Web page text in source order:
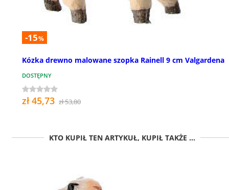
-15%
Kózka drewno malowane szopka Rainell 9 cm Valgardena
DOSTĘPNY
zł 45,73 zł 53,80
KTO KUPIŁ TEN ARTYKUŁ, KUPIŁ TAKŻE ...